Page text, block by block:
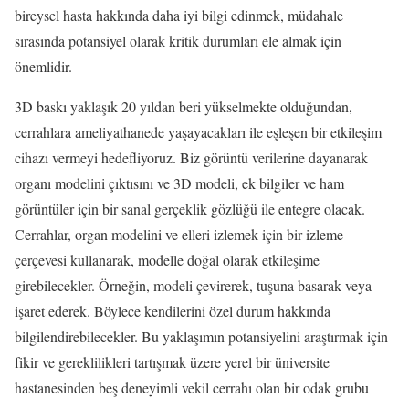
bireysel hasta hakkında daha iyi bilgi edinmek, müdahale
sırasında potansiyel olarak kritik durumları ele almak için
önemlidir.
3D baskı yaklaşık 20 yıldan beri yükselmekte olduğundan,
cerrahlara ameliyathanede yaşayacakları ile eşleşen bir etkileşim
cihazı vermeyi hedefliyoruz. Biz görüntü verilerine dayanarak
organı modelini çıktısını ve 3D modeli, ek bilgiler ve ham
görüntüler için bir sanal gerçeklik gözlüğü ile entegre olacak.
Cerrahlar, organ modelini ve elleri izlemek için bir izleme
çerçevesi kullanarak, modelle doğal olarak etkileşime
girebilecekler. Örneğin, modeli çevirerek, tuşuna basarak veya
işaret ederek. Böylece kendilerini özel durum hakkında
bilgilendirebilecekler. Bu yaklaşımın potansiyelini araştırmak için
fikir ve gereklilikleri tartışmak üzere yerel bir üniversite
hastanesinden beş deneyimli vekil cerrahı olan bir odak grubu